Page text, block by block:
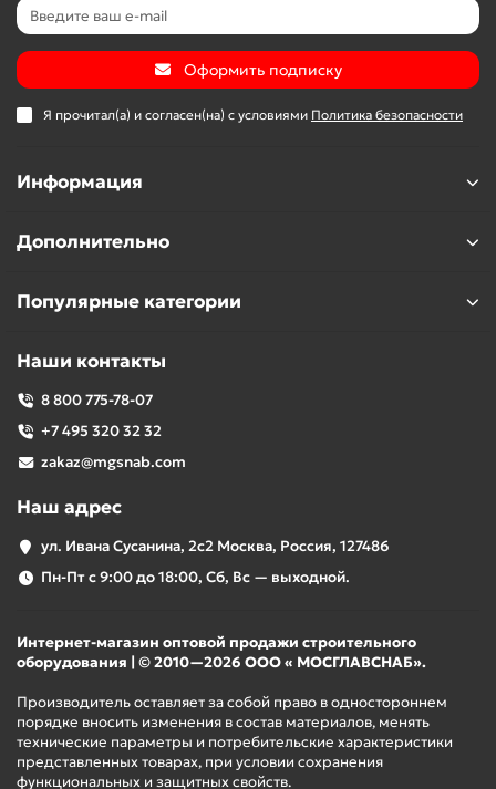
Оформить подписку
Я прочитал(а) и согласен(на) с условиями Политика безопасности
Информация
Дополнительно
Популярные категории
Наши контакты
8 800 775-78-07
+7 495 320 32 32
zakaz@mgsnab.com
Наш адрес
ул. Ивана Сусанина, 2с2 Москва, Россия, 127486
Пн-Пт с 9:00 до 18:00, Сб, Вс — выходной.
Интернет-магазин оптовой продажи строительного
оборудования | © 2010—2026 ООО « МОСГЛАВСНАБ».
Производитель оставляет за собой право в одностороннем
порядке вносить изменения в состав материалов, менять
технические параметры и потребительские характеристики
представленных товарах, при условии сохранения
функциональных и защитных свойств.